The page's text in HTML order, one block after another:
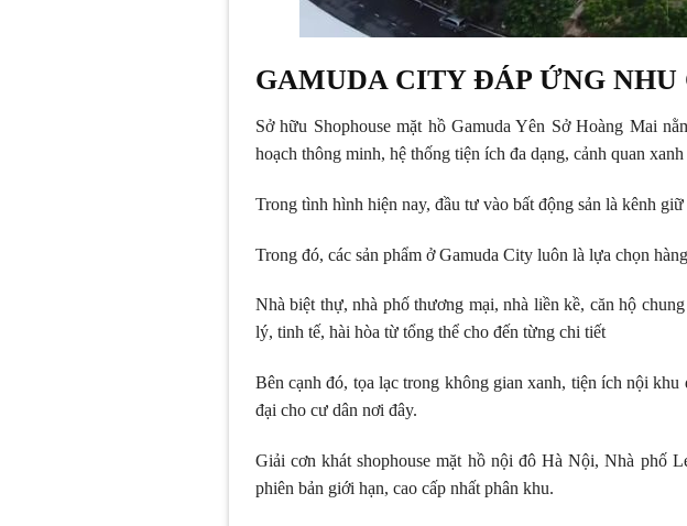
GAMUDA CITY ĐÁP ỨNG
Sở hữu Shophouse mặt hồ Gamuda Yên Sở Hoàng Mai
hoạch thông minh, hệ thống tiện ích đa dạng, cảnh quan
Trong tình hình hiện nay, đầu tư vào bất động sản là kênh
Trong đó, các sản phẩm ở Gamuda City luôn là lựa chọn
Nhà biệt thự, nhà phố thương mại, nhà liền kề, căn hộ
lý, tinh tế, hài hòa từ tổng thể cho đến từng chi tiết
Bên cạnh đó, tọa lạc trong không gian xanh, tiện ích nội
đại cho cư dân nơi đây.
Giải cơn khát shophouse mặt hồ nội đô Hà Nội, Nhà phố
phiên bản giới hạn, cao cấp nhất phân khu.